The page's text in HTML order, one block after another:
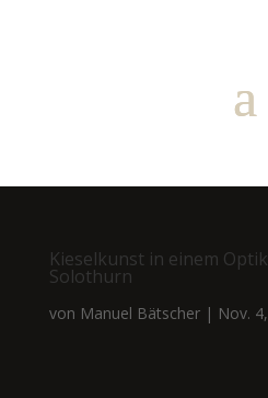
Kieselkunst in einem
Solothurn
von Manuel Bätscher| Nov.